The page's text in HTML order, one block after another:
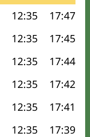
12:35 17:47
12:35 17:45
12:35 17:44
12:35 17:42
12:35 17:41
12:35 17:39